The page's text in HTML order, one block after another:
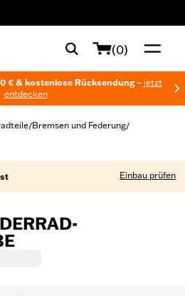
(0)
€ & kostenlose Rücksendung – jetzt
entdecken
/Bremsen und Federung/
Einbau prüfen